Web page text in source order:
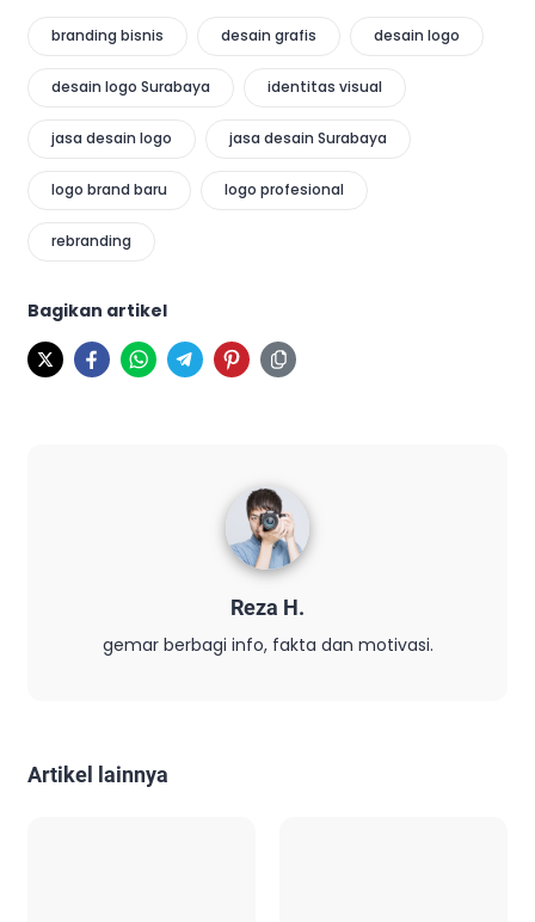
branding bisnis desain grafis desain logo
desain logo Surabaya identitas visual
jasa desain logo jasa desain Surabaya
logo brand baru logo profesional
rebranding
Bagikan artikel
Reza H.
gemar berbagi info, fakta dan motivasi.
Artikel lainnya